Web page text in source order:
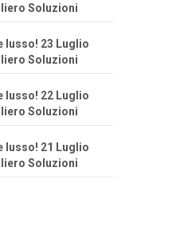
Soluzioni
lusso! 23 Luglio
Soluzioni
lusso! 22 Luglio
Soluzioni
lusso! 21 Luglio
Soluzioni